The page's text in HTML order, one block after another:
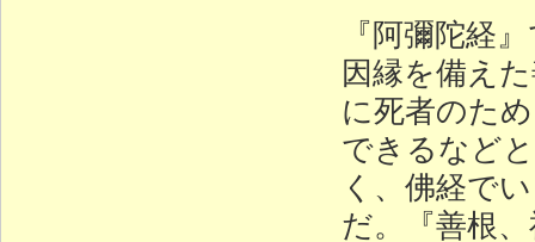
『阿彌陀経
因縁を備え
に死者のた
できるなど
く、佛経で
だ。『善根